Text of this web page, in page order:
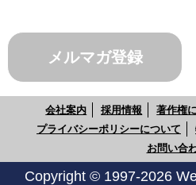
メルマガ登録
会社案内 採用情報 著作権
プライバシーポリシーについて
お問い合
Copyright © 1997-2026